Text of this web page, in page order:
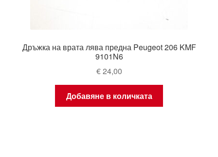
Дръжка на врата лява предна Peugeot 206 KMF
9101N6
€24,00
Добавяне в количката